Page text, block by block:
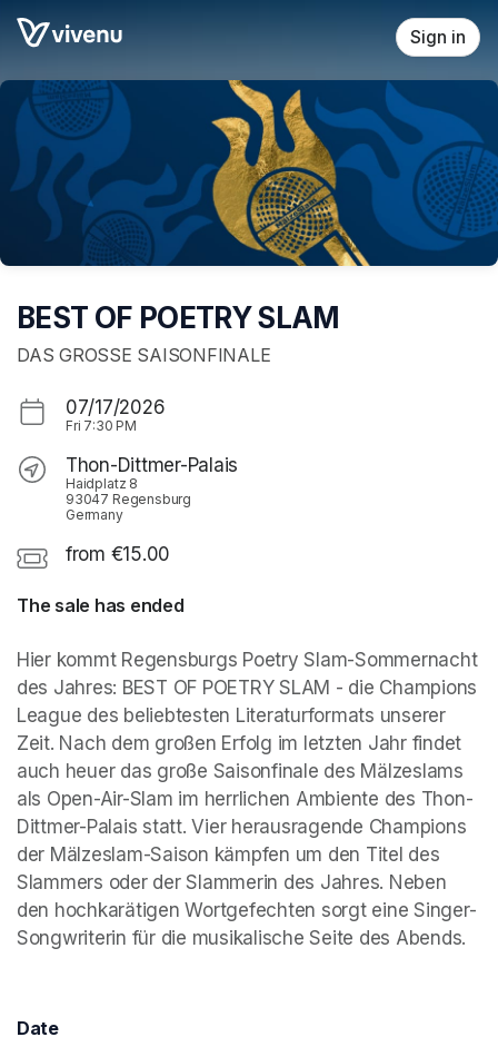
Skip header
Sign in
BEST OF POETRY SLAM
DAS GROSSE SAISONFINALE
07/17/2026
Fri 7:30 PM
Thon-Dittmer-Palais
Haidplatz 8
93047 Regensburg
Germany
from €15.00
The sale has ended
Hier kommt Regensburgs Poetry Slam-Sommernacht
des Jahres: BEST OF POETRY SLAM - die Champions
League des beliebtesten Literaturformats unserer
Zeit. Nach dem großen Erfolg im letzten Jahr findet
auch heuer das große Saisonfinale des Mälzeslams
als Open-Air-Slam im herrlichen Ambiente des Thon-
Dittmer-Palais statt. Vier herausragende Champions
der Mälzeslam-Saison kämpfen um den Titel des
Slammers oder der Slammerin des Jahres. Neben
den hochkarätigen Wortgefechten sorgt eine Singer-
Songwriterin für die musikalische Seite des Abends.
Date